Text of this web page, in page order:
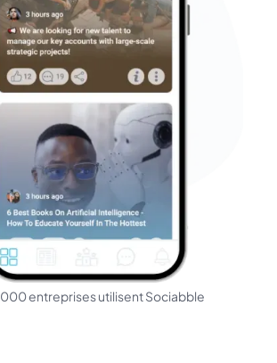
000 entreprises utilisent Sociabble